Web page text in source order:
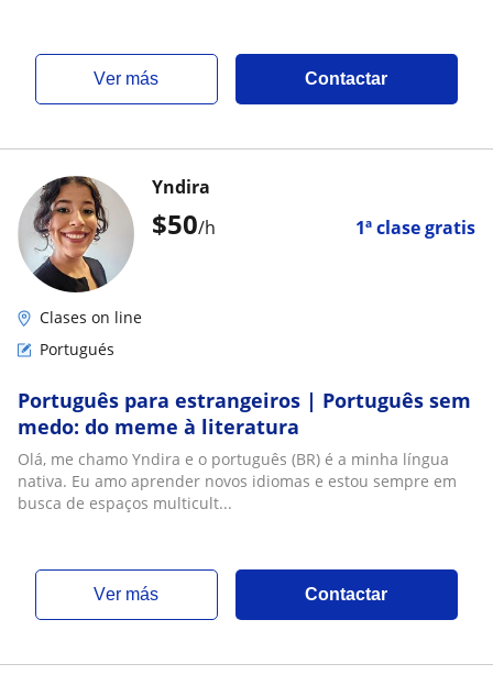
ver más Contactar
$50/h 1ª clase gratis
Yndira
Clases on line
Portugués
Português para estrangeiros | Português sem
medo: do meme à literatura
Olá, me chamo Yndira e o português (BR) é a minha língua
nativa. Eu amo aprender novos idiomas e estou sempre em
busca de espaços multicult...
ver más Contactar